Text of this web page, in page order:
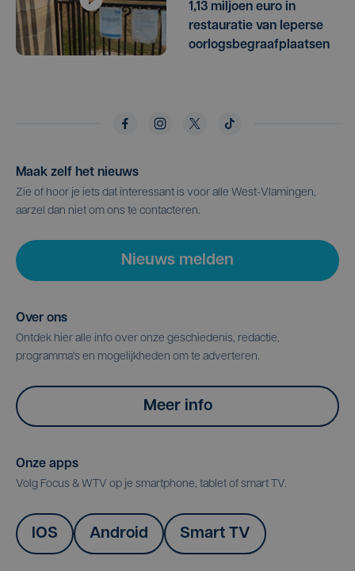
1,13 miljoen euro in
restauratie van Ieperse
oorlogsbegraafplaatsen
Maak zelf het nieuws
Zie of hoor je iets dat interessant is voor alle West-Vlamingen,
aarzel dan niet om ons te contacteren.
Nieuws melden
Over ons
Ontdek hier alle info over onze geschiedenis, redactie,
programma's en mogelijkheden om te adverteren.
Meer info
Onze apps
Volg Focus & WTV op je smartphone, tablet of smart TV.
IOS Android Smart TV